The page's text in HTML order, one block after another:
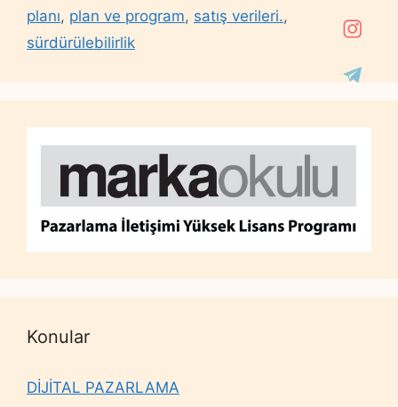
planı, plan ve program, satış verileri.,
sürdürülebilirlik
Konular
DİJİTAL PAZARLAMA